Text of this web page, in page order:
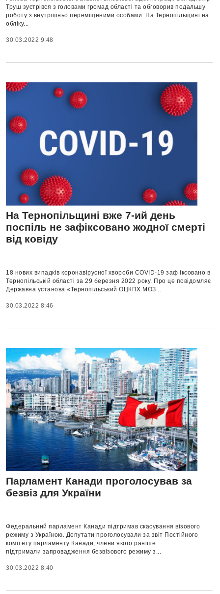
Труш зустрівся з головами громад області та обговорив подальшу
роботу з внутрішньо переміщеними особами. На Тернопільщині на
обліку...
30.03.2022 9:48
На Тернопільщині вже 7-ий день
поспіль не зафіксовано жодної смерті
від ковіду
18 нових випадків коронавірусної хвороби COVID-19 заф іксовано в
Тернопільській області за 29 березня 2022 року. Про це повідомляє
Державна установа «Тернопільський ОЦКПХ МОЗ...
30.03.2022 8:46
Парламент Канади проголосував за
безвіз для України
Федеральний парламент Канади підтримав скасування візового
режиму з Україною. Депутати проголосували за звіт Постійного
комітету парламенту Канади, члени якого раніше
підтримали запровадження безвізового режиму з...
30.03.2022 8:40